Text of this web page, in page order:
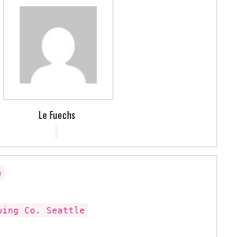
Le Fuechs
Co. Seattle